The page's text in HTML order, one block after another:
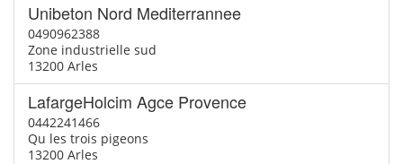
Unibeton Nord Mediterrannee
0490962388
Zone industrielle sud
13200 Arles
LafargeHolcim Agce Provence
0442241466
Qu les trois pigeons
13200 Arles